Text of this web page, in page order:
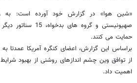
«شین هوا» در گزارش خود آورده است: به
صهیونیستی و گروه
حمایت می کنند.
براساس این گزارش، اعضای کنگره آمریکا عمدتا
از توافق وین چشم اندازهای روشنی از بهبود
اهمیت داد.